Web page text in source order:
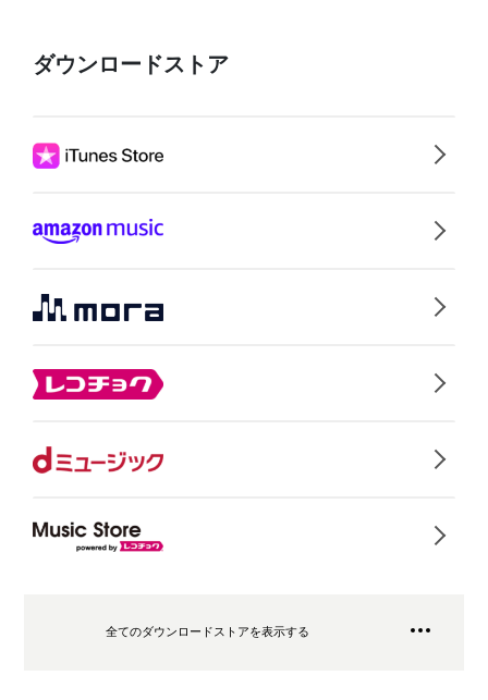
ダウンロードストア
全てのダウンロードストアを表示する